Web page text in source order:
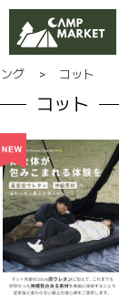
グ コット
コット